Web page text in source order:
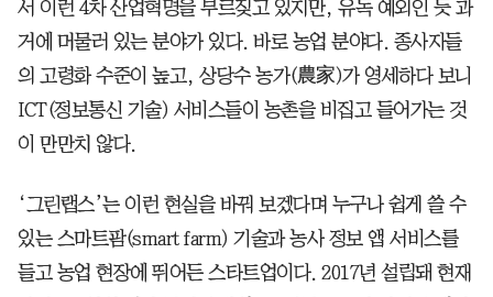
서 이런 4차 산업혁명을 부르짖고 있지만, 유독 예외인 듯 과
거에 머물러 있는 분야가 있다. 바로 농업 분야다. 종사자들
의 고령화 수준이 높고, 상당수 농가(農家)가 영세하다 보니
ICT(정보통신 기술) 서비스들이 농촌을 비집고 들어가는 것
이 만만치 않다.
‘그린랩스’는 이런 현실을 바꿔 보겠다며 누구나 쉽게 쓸 수
있는 스마트팜(smart farm) 기술과 농사 정보 앱 서비스를
들고 농업 현장에 뛰어든 스타트업이다. 2017년 설립돼 현재